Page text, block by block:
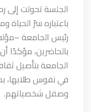
الجلسة تحولت إلى
باعتباره سرّ
رئيس الجامعة
بالحاضرين، مؤكدًا
الجامعة بتأصيل
في نفوس طلابها،
وصقل شخصياتهم.